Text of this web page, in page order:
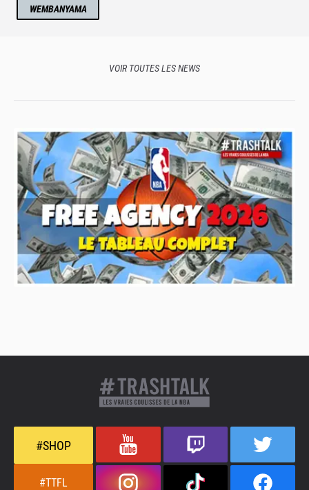
WEMBANYAMA
VOIR TOUTES LES NEWS
#SHOP
#TTFL